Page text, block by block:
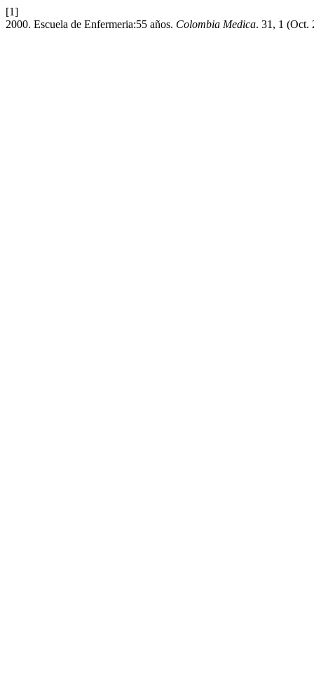
[1]
2000. Escuela de Enfermeria:55 años. Colombia Medica. 31, 1 (Oct.